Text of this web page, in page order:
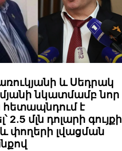
և Սեդրակ
նկատմամբ նոր
է
2.5 մլն դոլարի գույքի
փողերի լվացման